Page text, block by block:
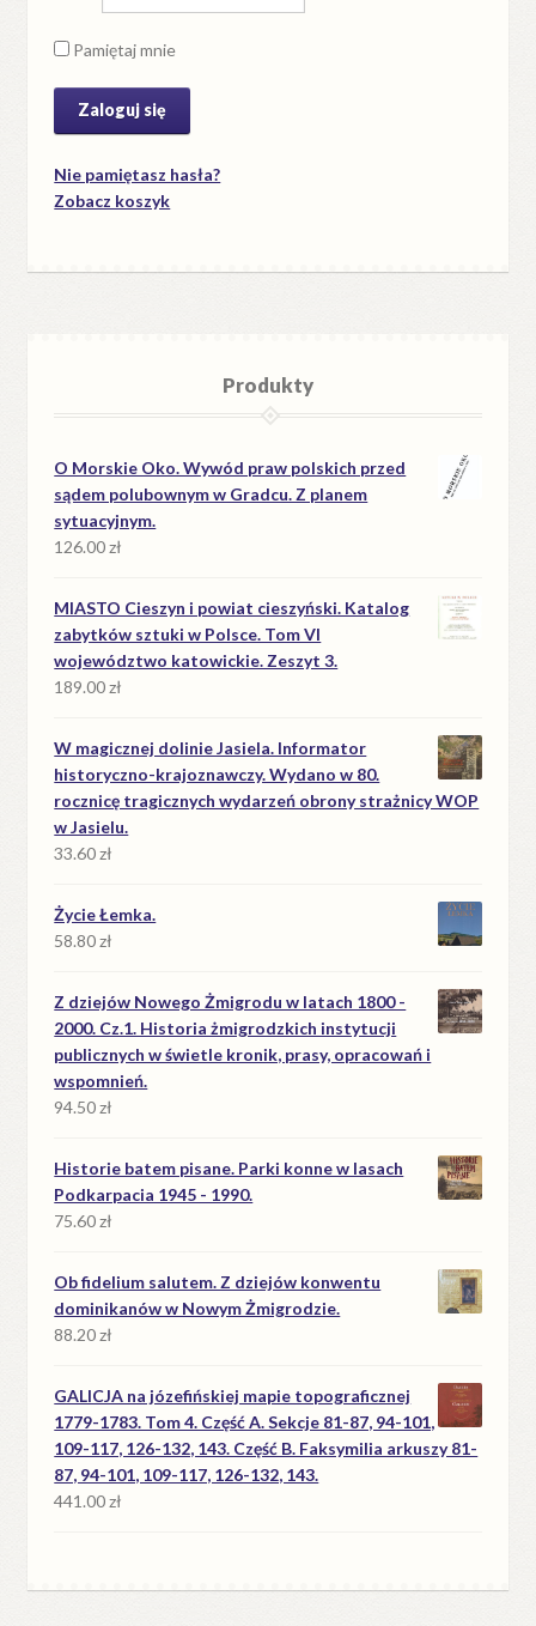
Pamiętaj mnie
Nie pamiętasz hasła?
Zobacz koszyk
Produkty
O Morskie Oko. Wywód praw polskich przed
sądem polubownym w Gradcu. Z planem
sytuacyjnym.
126.00zł
MIASTO Cieszyn i powiat cieszyński. Katalog
zabytków sztuki w Polsce. Tom VI
województwo katowickie. Zeszyt 3.
189.00zł
W magicznej dolinie Jasiela. Informator
historyczno-krajoznawczy. Wydano w 80.
rocznicę tragicznych wydarzeń obrony strażnicy WOP
w Jasielu.
33.60zł
Życie Łemka.
58.80zł
Z dziejów Nowego Żmigrodu w latach 1800 -
2000. Cz.1. Historia żmigrodzkich instytucji
publicznych w świetle kronik, prasy, opracowań i
wspomnień.
94.50zł
Historie batem pisane. Parki konne w lasach
Podkarpacia 1945 - 1990.
75.60zł
Ob fidelium salutem. Z dziejów konwentu
dominikanów w Nowym Żmigrodzie.
88.20zł
GALICJA na józefińskiej mapie topograficznej
1779-1783. Tom 4. Część A. Sekcje 81-87, 94-101,
109-117, 126-132, 143. Część B. Faksymilia arkuszy 81-
87, 94-101, 109-117, 126-132, 143.
441.00zł